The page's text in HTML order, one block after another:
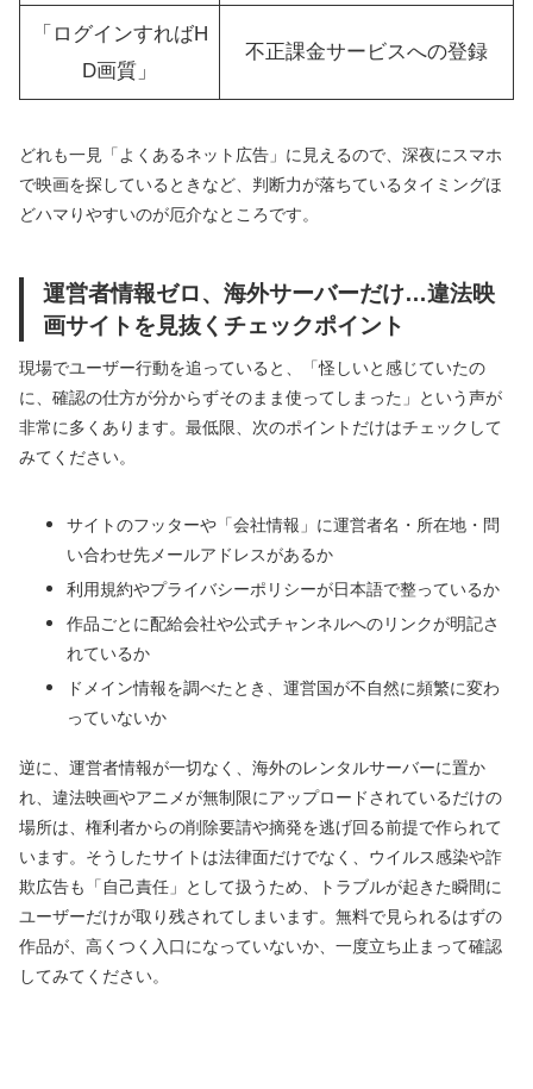
「ログインすればH
D画質」
不正課金サービスへの登録
どれも一見「よくあるネット広告」に見えるので、深夜にスマホ
で映画を探しているときなど、判断力が落ちているタイミングほ
どハマりやすいのが厄介なところです。
運営者情報ゼロ、海外サーバーだけ…違法映
画サイトを見抜くチェックポイント
現場でユーザー行動を追っていると、「怪しいと感じていたの
に、確認の仕方が分からずそのまま使ってしまった」という声が
非常に多くあります。最低限、次のポイントだけはチェックして
みてください。
サイトのフッターや「会社情報」に運営者名・所在地・問
い合わせ先メールアドレスがあるか
利用規約やプライバシーポリシーが日本語で整っているか
作品ごとに配給会社や公式チャンネルへのリンクが明記さ
れているか
ドメイン情報を調べたとき、運営国が不自然に頻繁に変わ
っていないか
逆に、運営者情報が一切なく、海外のレンタルサーバーに置か
れ、違法映画やアニメが無制限にアップロードされているだけの
場所は、権利者からの削除要請や摘発を逃げ回る前提で作られて
います。そうしたサイトは法律面だけでなく、ウイルス感染や詐
欺広告も「自己責任」として扱うため、トラブルが起きた瞬間に
ユーザーだけが取り残されてしまいます。無料で見られるはずの
作品が、高くつく入口になっていないか、一度立ち止まって確認
してみてください。